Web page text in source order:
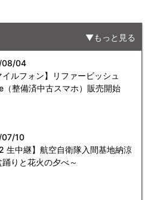
もっと見る
08/04
イルフォン】リファービッシュ
（整備済中古スマホ）販売開始
10
生中継】航空自衛隊入間基地納涼
りと花火の夕べ～